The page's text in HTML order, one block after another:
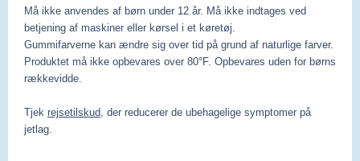
Må ikke anvendes af børn under 12 år. Må ikke indtages ved
betjening af maskiner eller kørsel i et køretøj.
Gummifarverne kan ændre sig over tid på grund af naturlige farver.
Produktet må ikke opbevares over 80°F. Opbevares uden for børns
rækkevidde.
Tjek rejsetilskud, der reducerer de ubehagelige symptomer på
jetlag.